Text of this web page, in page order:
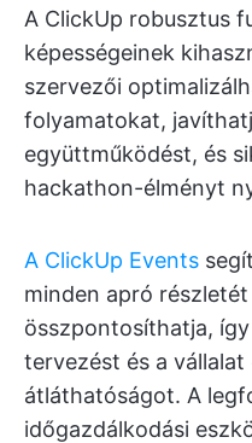
A ClickUp robusztus
képességeinek
szervezői
folyamatokat,
együttműködést, és
hackathon-élményt
A ClickUp Events
minden apró
összpontosíthatja,
tervezést és a
átláthatóságot. A
időgazdálkodási